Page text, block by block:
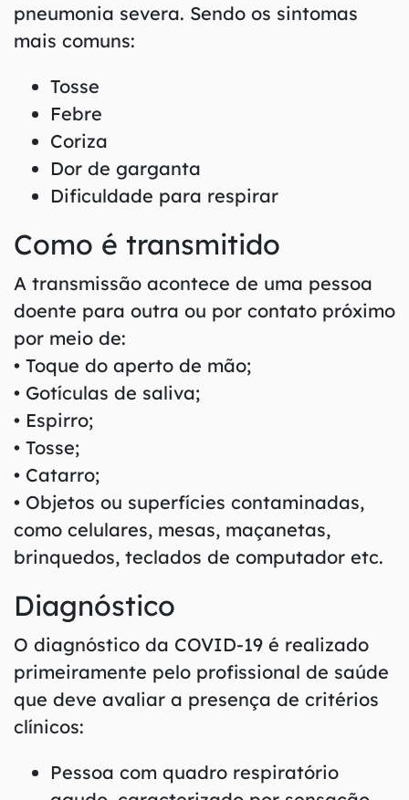
pneumonia severa. Sendo os sintomas
mais comuns:
Tosse
Febre
Coriza
Dor de garganta
Dificuldade para respirar
Como é transmitido
A transmissão acontece de uma pessoa
doente para outra ou por contato próximo
por meio de:
• Toque do aperto de mão;
• Gotículas de saliva;
• Espirro;
• Tosse;
• Catarro;
• Objetos ou superfícies contaminadas,
como celulares, mesas, maçanetas,
brinquedos, teclados de computador etc.
Diagnóstico
O diagnóstico da COVID-19 é realizado
primeiramente pelo profissional de saúde
que deve avaliar a presença de critérios
clínicos:
Pessoa com quadro respiratório